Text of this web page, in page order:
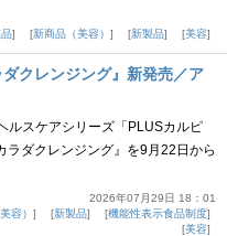
新商品（美容） 新製品 美容
ダクレンジング』新発売／ア
ルスケアシリーズ「PLUSカルピ
ラダクレンジング』を9月22日から
2026年07月29日 18：01
容） 新製品
機能性表示食品制度
美容